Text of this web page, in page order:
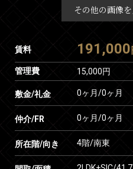
その他の画像
賃料 191,000
管理費 15,000円
敷金/礼金 0ヶ月/0ヶ月
仲介/FR 0ヶ月/0ヶ月
所在階/向き 4階/南東